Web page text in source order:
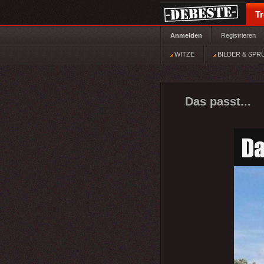
Anmelden Registrieren
WITZE BILDER &
Das passt...